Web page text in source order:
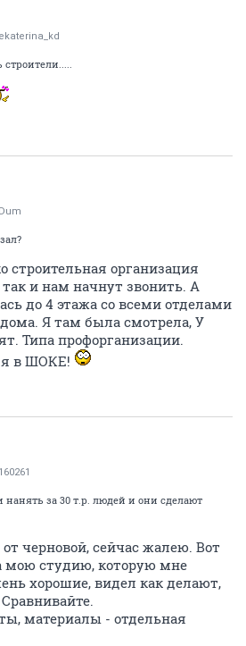
ekaterina_kd
Dum
строительная организация
и нам начнут звонить. А
до 4 этажа со всеми отделами
Я там была смотрела, У
Типа профорганизации.
я в ШОКЕ!
160261
за 30 т.р. людей и они сделают
от черновой, сейчас жалею. Вот
мою студию, которую мне
хорошие, видел как делают,
материалы - отдельная